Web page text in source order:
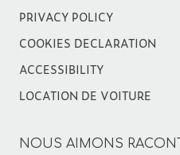
PRIVACY POLICY
COOKIES DECLARATION
ACCESSIBILITY
LOCATION DE VOITURE
NOUS AIMONS